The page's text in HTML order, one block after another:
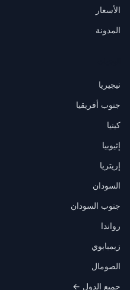
الأسعار
المدونة
نيجيريا
جنوب أفريقيا
كينيا
إثيوبيا
إريتريا
السودان
جنوب السودان
رواندا
زيمبابوي
الصومال
جميع الدول ←